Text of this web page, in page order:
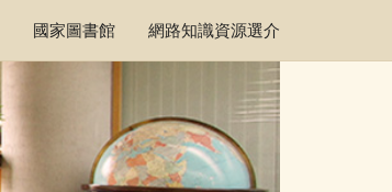
國家圖書館 網路知識資源選介